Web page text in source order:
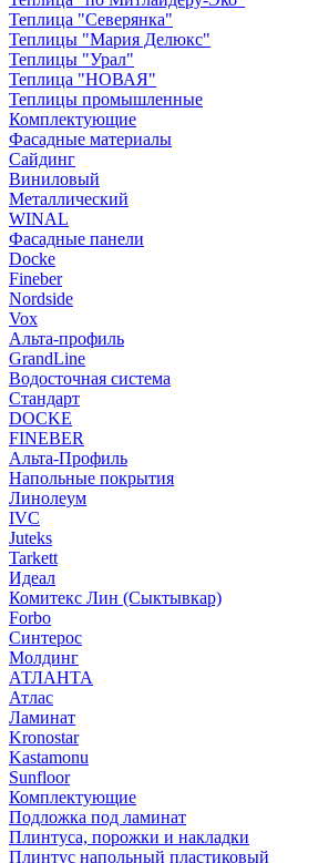
Теплица "Северянка"
Теплицы "Мария Делюкс"
Теплицы "Урал"
Теплица "НОВАЯ"
Теплицы промышленные
Комплектующие
Фасадные материалы
Сайдинг
Виниловый
Металлический
WINAL
Фасадные панели
Docke
Fineber
Nordside
Vox
Альта-профиль
GrandLine
Водосточная система
Стандарт
DOCKE
FINEBER
Альта-Профиль
Напольные покрытия
Линолеум
IVC
Juteks
Tarkett
Идеал
Комитекс Лин (Сыктывкар)
Forbo
Синтерос
Молдинг
АТЛАНТА
Атлас
Ламинат
Kronostar
Kastamonu
Sunfloor
Комплектующие
Подложка под ламинат
Плинтуса, порожки и накладки
Плинтус напольный пластиковый